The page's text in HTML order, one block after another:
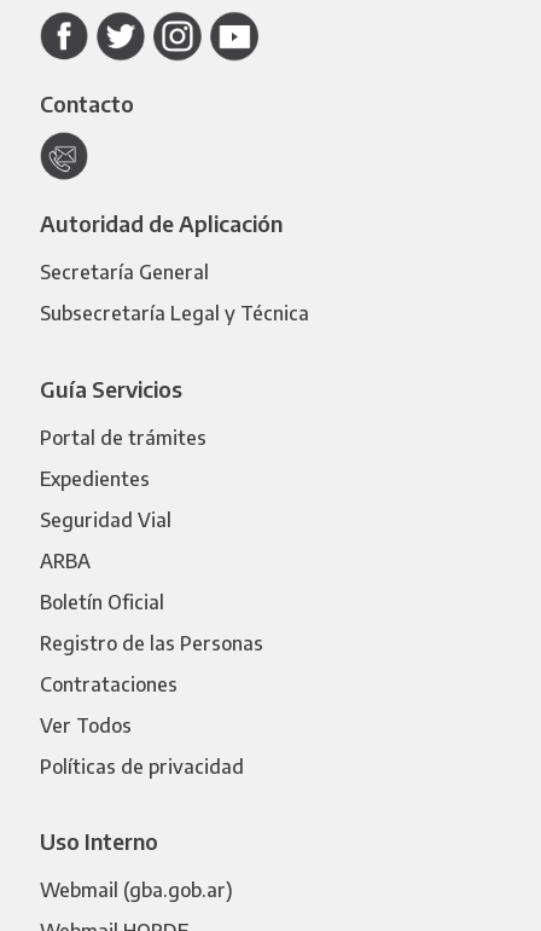
Contacto
Autoridad de Aplicación
Secretaría General
Subsecretaría Legal y Técnica
Guía Servicios
Portal de trámites
Expedientes
Seguridad Vial
ARBA
Boletín Oficial
Registro de las Personas
Contrataciones
Ver Todos
Políticas de privacidad
Uso Interno
Webmail (gba.gob.ar)